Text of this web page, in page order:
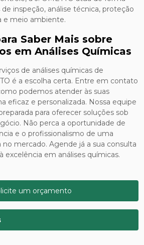
inspeção, análise técnica, proteção
e meio ambiente.
Saber Mais sobre
em Análises Químicas
de análises químicas de
é a escolha certa. Entre em contato
podemos atender às suas
eficaz e personalizada. Nossa equipe
para oferecer soluções sob
Não perca a oportunidade de
e o profissionalismo de uma
mercado. Agende já a sua consulta
excelência em análises químicas.
um orçamento